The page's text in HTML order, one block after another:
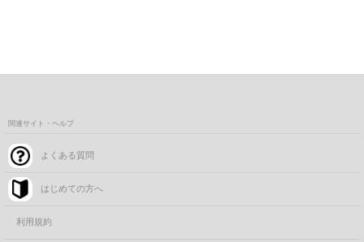
関連サイト・ヘルプ
よくある質問
はじめての方へ
利用規約